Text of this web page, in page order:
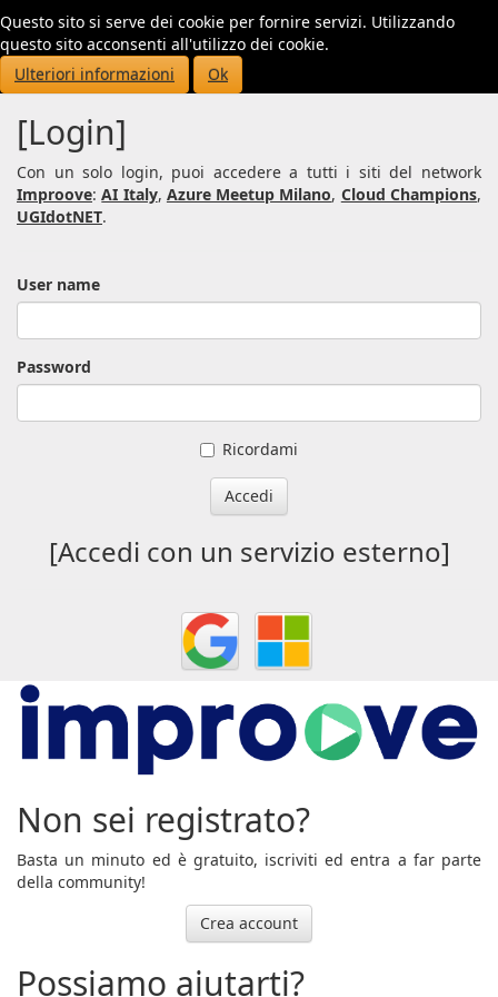
Questo sito si serve dei cookie per fornire servizi. Utilizzando
questo sito acconsenti all'utilizzo dei cookie.
Ulteriori informazioni
Ok
[Login]
Con un solo login, puoi accedere a tutti i siti del network
Improove:AI Italy, Azure Meetup Milano, Cloud Champions,
UGIdotNET.
User name
Password
Ricordami
Accedi
[Accedi con un servizio esterno]
Non sei registrato?
Basta un minuto ed è gratuito, iscriviti ed entra a far parte
della community!
Crea account
Possiamo aiutarti?